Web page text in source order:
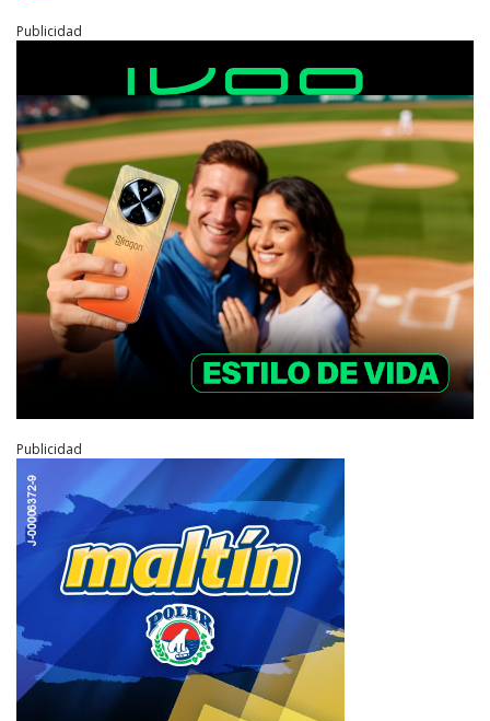
Publicidad
Publicidad